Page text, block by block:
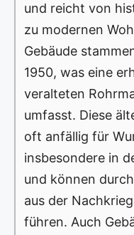
und reicht von
zu modernen
Gebäude
1950, was eine
veralteten
umfasst. Diese
oft anfällig für
insbesondere in
und können
aus der
führen. Auch